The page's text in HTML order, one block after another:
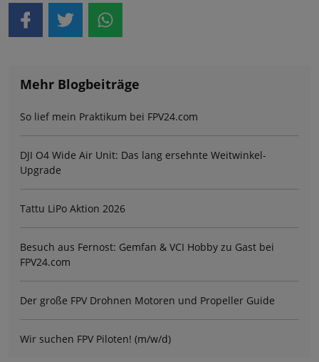
Mehr Blogbeiträge
So lief mein Praktikum bei FPV24.com
DJI O4 Wide Air Unit: Das lang ersehnte Weitwinkel-
Upgrade
Tattu LiPo Aktion 2026
Besuch aus Fernost: Gemfan & VCI Hobby zu Gast bei
FPV24.com
Der große FPV Drohnen Motoren und Propeller Guide
Wir suchen FPV Piloten! (m/w/d)